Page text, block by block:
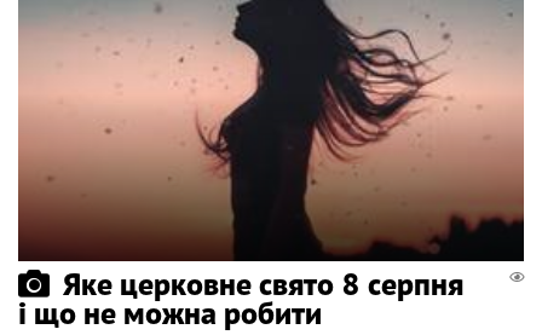
Яке церковне свято 8 серпня
і що не можна робити